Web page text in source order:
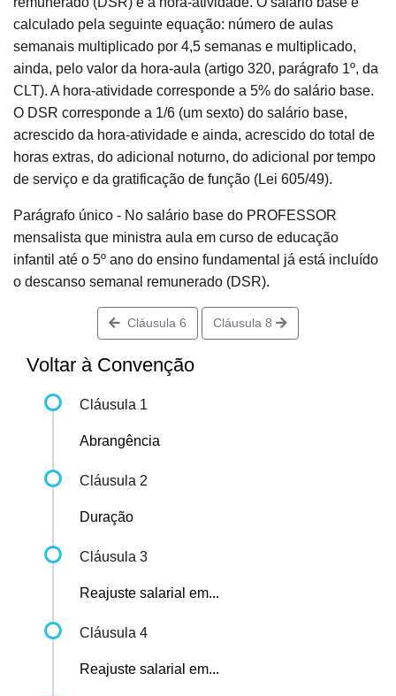
calculado pela seguinte equação: número de aulas
semanais multiplicado por 4,5 semanas e multiplicado,
ainda, pelo valor da hora-aula (artigo 320, parágrafo 1º, da
CLT). A hora-atividade corresponde a 5% do salário base.
O DSR corresponde a 1/6 (um sexto) do salário base,
acrescido da hora-atividade e ainda, acrescido do total de
horas extras, do adicional noturno, do adicional por tempo
de serviço e da gratificação de função (Lei 605/49).
Parágrafo único - No salário base do PROFESSOR
mensalista que ministra aula em curso de educação
infantil até o 5º ano do ensino fundamental já está incluído
o descanso semanal remunerado (DSR).
Cláusula 6 Cláusula 8
Voltar à Convenção
Cláusula 1
Abrangência
Cláusula 2
Duração
Cláusula 3
Reajuste salarial em...
Cláusula 4
Reajuste salarial em...